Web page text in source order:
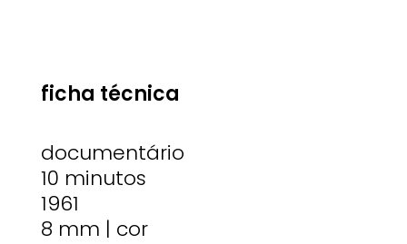
ficha técnica
documentário
10 minutos
1961
8 mm | cor